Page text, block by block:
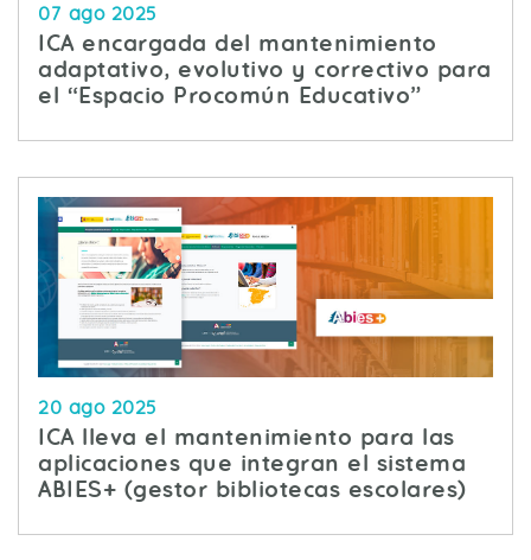
07 ago 2025
ICA encargada del mantenimiento
adaptativo, evolutivo y correctivo para
el “Espacio Procomún Educativo”
20 ago 2025
ICA lleva el mantenimiento para las
aplicaciones que integran el sistema
ABIES+ (gestor bibliotecas escolares)